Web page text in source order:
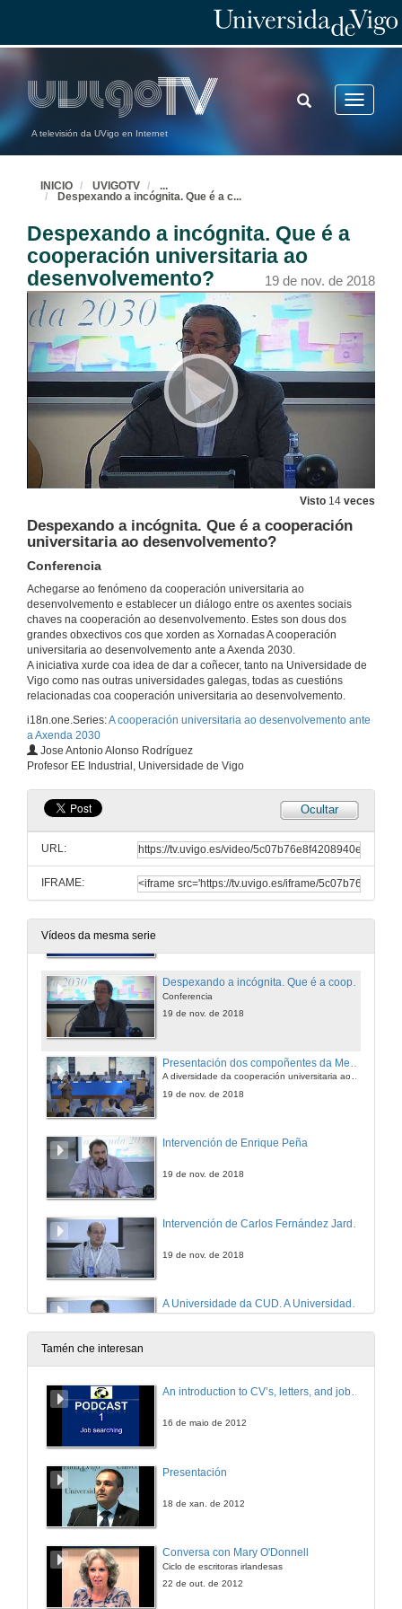
A televisión da UVigo en Internet
Toggle
TOGGLE
SEARCH
INICIO UVIGOTV
...
Despexando a incógnita. Que é a c...
Despexando a incógnita. Que é a
cooperación universitaria ao
desenvolvemento?
19 de nov. de 2018
Visto 14 veces
Despexando a incógnita. Que é a cooperación
universitaria ao desenvolvemento?
Conferencia
Achegarse ao fenómeno da cooperación universitaria ao
desenvolvemento e establecer un diálogo entre os axentes sociais
chaves na cooperación ao desenvolvemento. Estes son dous dos
grandes obxectivos cos que xorden as Xornadas A cooperación
universitaria ao desenvolvemento ante a Axenda 2030.
A iniciativa xurde coa idea de dar a coñecer, tanto na Universidade de
Vigo como nas outras universidades galegas, todas as cuestións
relacionadas coa cooperación universitaria ao desenvolvemento.
i18n.one.Series:A cooperación universitaria ao desenvolvemento ante
a Axenda 2030
Jose Antonio Alonso Rodríguez
Profesor EE Industrial, Universidade de Vigo
Ocultar
URL:
IFRAME:
Vídeos da mesma serie
Intervención da Vicerrectora de Responsabilidade Social e Cooperación Internacional
19 de nov. de 2018
19 de nov. de 2018
Intervención do reitor da Universidade de Vigo
19 de nov. de 2018
Presentación do conferenciante Jose Antonio Alonso
Despexando a incógnita. Que é a cooperación universitaria ao desenvolvemento?
Conferencia
19 de nov. de 2018
A diversidade da cooperación universitaria ao desenvolvemento. Que están a facer as universidades en cooperación ao desenvolvemento?
19 de nov. de 2018
Intervención de Enrique Peña
19 de nov. de 2018
19 de nov. de 2018
A Universidade da CUD. A Universidade como actor de cooperación ao desenvolvemento
19 de nov. de 2018
Tamén che interesan
An introduction to CV’s, letters, and job searching
16 de maio de 2012
Presentación
18 de xan. de 2012
Conversa con Mary O'Donnell
Ciclo de escritoras irlandesas
22 de out. de 2012